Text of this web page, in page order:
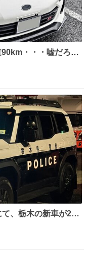
90km・・・嘘だろ？
有料区間〜市街
は美味しいラーメン 「スバルがあるから」毎日が楽しい ↑
、栃木の新車が2
本に行くのだとか